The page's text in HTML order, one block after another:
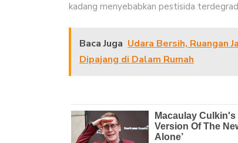
kadang menyebabkan pestisida
Baca Juga Udara Bersih, Ruangan
Dipajang di Dalam Rumah